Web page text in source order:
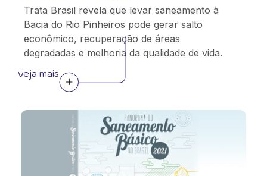
Trata Brasil revela que levar saneamento à
Bacia do Rio Pinheiros pode gerar salto
econômico, recuperação de áreas
degradadas e melhoria da qualidade de vida.
veja mais